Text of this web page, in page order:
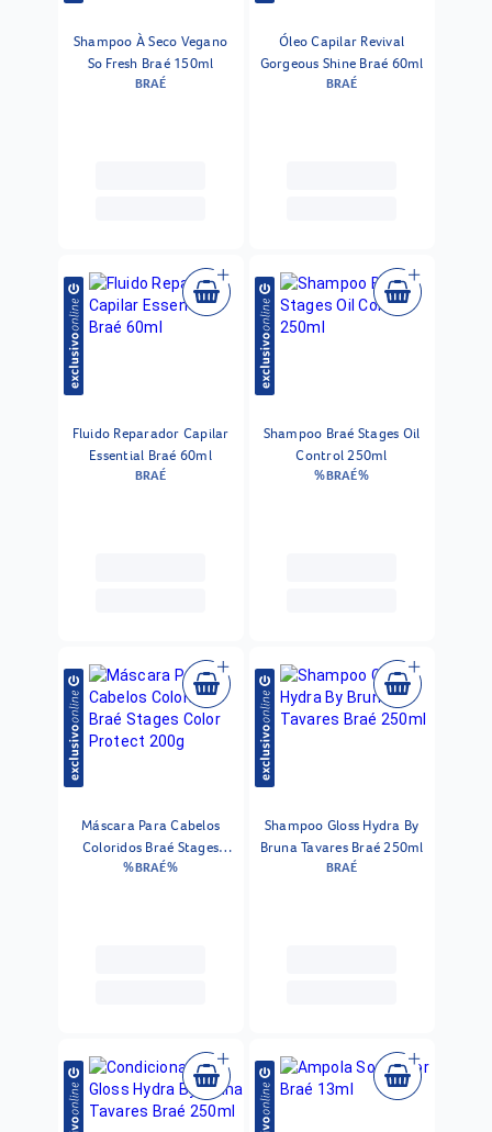
Shampoo À Seco Vegano
So Fresh Braé 150ml
BRAÉ
Óleo Capilar Revival
Gorgeous Shine Braé 60ml
BRAÉ
Fluido Reparador Capilar
Essential Braé 60ml
BRAÉ
Shampoo Braé Stages Oil
Control 250ml
%BRAÉ%
Máscara Para Cabelos
Coloridos Braé Stages
Color Protect 200g
%BRAÉ%
Shampoo Gloss Hydra By
Bruna Tavares Braé 250ml
BRAÉ